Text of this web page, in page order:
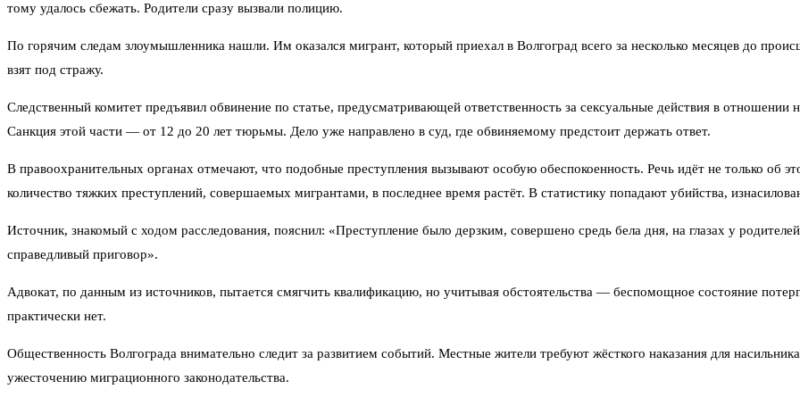
тому удалось сбежать. Родители сразу вызвали полицию.
По горячим следам злоумышленника нашли. Им оказался мигрант, который приехал в Волгоград всего за несколько месяцев до
взят под стражу.
Следственный комитет предъявил обвинение по статье, предусматривающей ответственность за сексуальные действия в
Санкция этой части — от 12 до 20 лет тюрьмы. Дело уже направлено в суд, где обвиняемому предстоит держать ответ.
В правоохранительных органах отмечают, что подобные преступления вызывают особую обеспокоенность. Речь идёт не только
количество тяжких преступлений, совершаемых мигрантами, в последнее время растёт. В статистику попадают убийства,
Источник, знакомый с ходом расследования, пояснил: «Преступление было дерзким, совершено средь бела дня, на глазах у
справедливый приговор».
Адвокат, по данным из источников, пытается смягчить квалификацию, но учитывая обстоятельства — беспомощное состояние
практически нет.
Общественность Волгограда внимательно следит за развитием событий. Местные жители требуют жёсткого наказания для
ужесточению миграционного законодательства.